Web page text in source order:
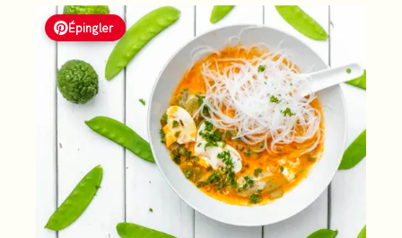
Épingler